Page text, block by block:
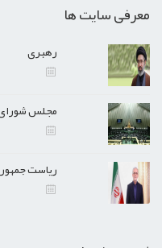
معرفی سایت ها
رهبری
مجلس
ریاست